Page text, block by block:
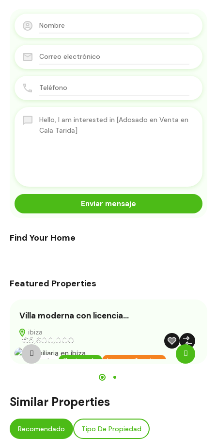
Enviar mensaje
Find Your Home
Featured Properties
Villa moderna con licencia…
ibiza
En Venta Destacado Licencia Turistica
€5,600,000
Similar Properties
Recomendado Tipo De Propiedad